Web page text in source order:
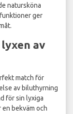
natursköna
ger
av
match för
av biluthyrning
för sin lyxiga
bekväm och